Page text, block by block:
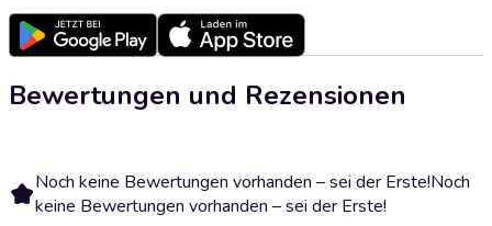
Bewertungen und Rezensionen
Noch keine Bewertungen vorhanden – sei der Erste!Noch
keine Bewertungen vorhanden – sei der Erste!